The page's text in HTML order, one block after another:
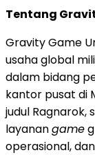
Tentang
Gravity Game
usaha global
dalam bidang
kantor pusat di
judul Ragnarok,
layanangame
operasional,